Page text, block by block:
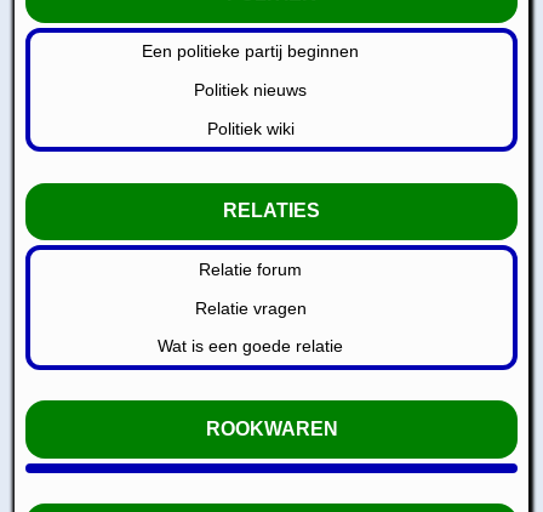
Een politieke partij beginnen
Politiek nieuws
Politiek wiki
RELATIES
Relatie forum
Relatie vragen
Wat is een goede relatie
ROOKWAREN